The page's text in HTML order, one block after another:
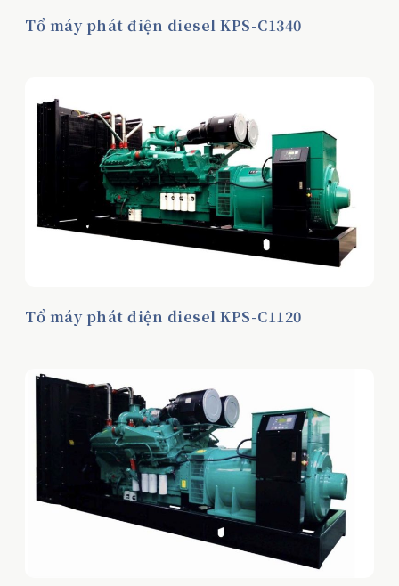
Tổ máy phát điện diesel KPS-C1340
Tổ máy phát điện diesel KPS-C1120